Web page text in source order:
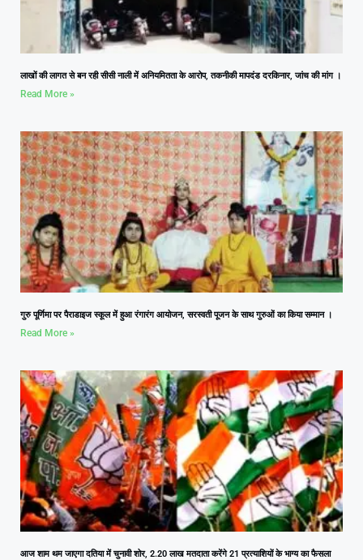
लाखों की लागत से बन रही सीसी नाली में अनियमितता के आरोप, तकनीकी मापदंड दरकिनार, जांच की मांग ।
Read More »
गुरु पूर्णिमा पर पैराडाइज स्कूल में हुआ रंगारंग आयोजन, सरस्वती पूजन के साथ गुरुओं का किया सम्मान ।
Read More »
आज शाम थम जाएगा दतिया में चुनावी शोर, 2.20 लाख मतदाता करेंगे 21 प्रत्याशियों के भाग्य का फैसला